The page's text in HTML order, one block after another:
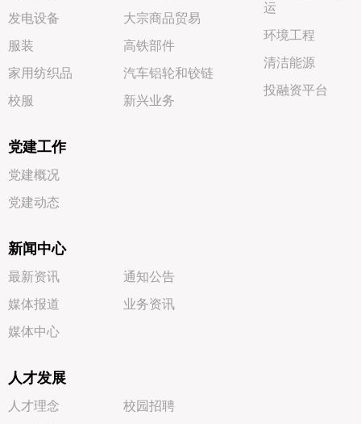
发电设备
服装
家用纺织品
校服
大宗商品贸易
高铁部件
汽车铝轮和铰链
新兴业务
运
环境工程
清洁能源
投融资平台
党建工作
党建概况
党建动态
新闻中心
最新资讯
媒体报道
媒体中心
通知公告
业务资讯
人才发展
人才理念
校园招聘